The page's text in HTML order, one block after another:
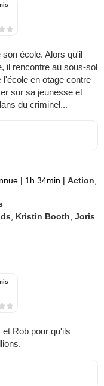
école. Alors qu'il
il rencontre au sous-sol
l'école en otage contre
sur sa jeunesse et
du criminel...
| 1h 34min | Action
Kristin Booth ,Joris
Rob pour qu'ils